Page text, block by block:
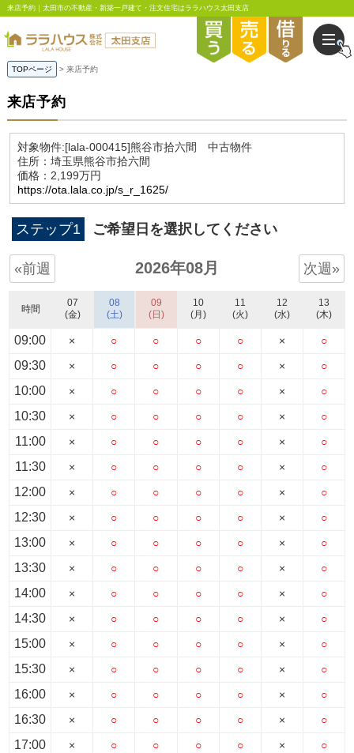
来店予約｜太田市の不動産・新築一戸建て・注文住宅はララハウス太田支店
TOPページ 来店予約
来店予約
対象物件:[lala-000415]熊谷市拾六間 中古物件
住所：埼玉県熊谷市拾六間
価格：2,199万円
https://ota.lala.co.jp/s_r_1625/
ステップ1 ご希望日を選択してください
«前週 2026年08月 次週»
時間
09:00
09:30
10:00
10:30
11:00
11:30
12:00
12:30
13:00
13:30
14:00
14:30
15:00
15:30
16:00
16:30
17:00
07
(金)
×
×
×
×
×
×
×
×
×
×
×
×
×
×
×
×
×
08
(土)
○
○
○
○
○
○
○
○
○
○
○
○
○
○
○
○
○
09
(日)
○
○
○
○
○
○
○
○
○
○
○
○
○
○
○
○
○
10
(月)
○
○
○
○
○
○
○
○
○
○
○
○
○
○
○
○
○
11
(火)
○
○
○
○
○
○
○
○
○
○
○
○
○
○
○
○
○
12
(水)
×
×
×
×
×
×
×
×
×
×
×
×
×
×
×
×
×
13
(木)
○
○
○
○
○
○
○
○
○
○
○
○
○
○
○
○
○